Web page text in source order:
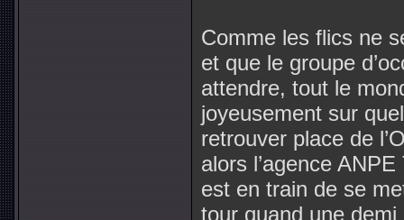
Comme les flics ne
et que le groupe
attendre, tout le
joyeusement sur
retrouver place de
alors l’agence
est en train de se
tour quand une